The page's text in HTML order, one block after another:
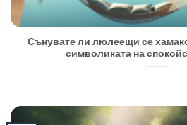
Сънувате ли люлеещи се
символиката на